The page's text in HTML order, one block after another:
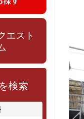
検索